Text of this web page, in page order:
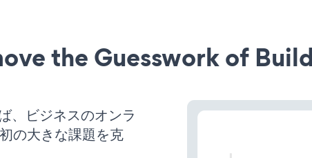
the Guesswork of
ビジネスのオンラ
の大きな課題を克